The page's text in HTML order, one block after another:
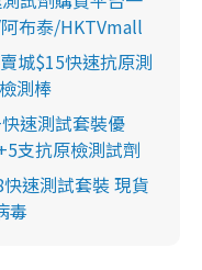
布泰/HKTVmall
城$15快速抗原測
測棒
速測試套裝優
支抗原檢測試劑
速測試套裝 現貨
毒